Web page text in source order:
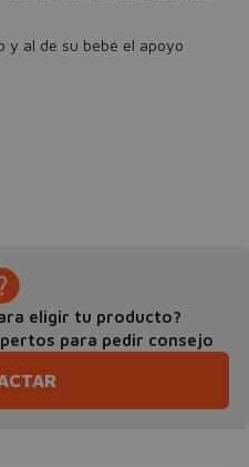
y al de su bebé el apoyo
eligir tu producto?
para pedir consejo